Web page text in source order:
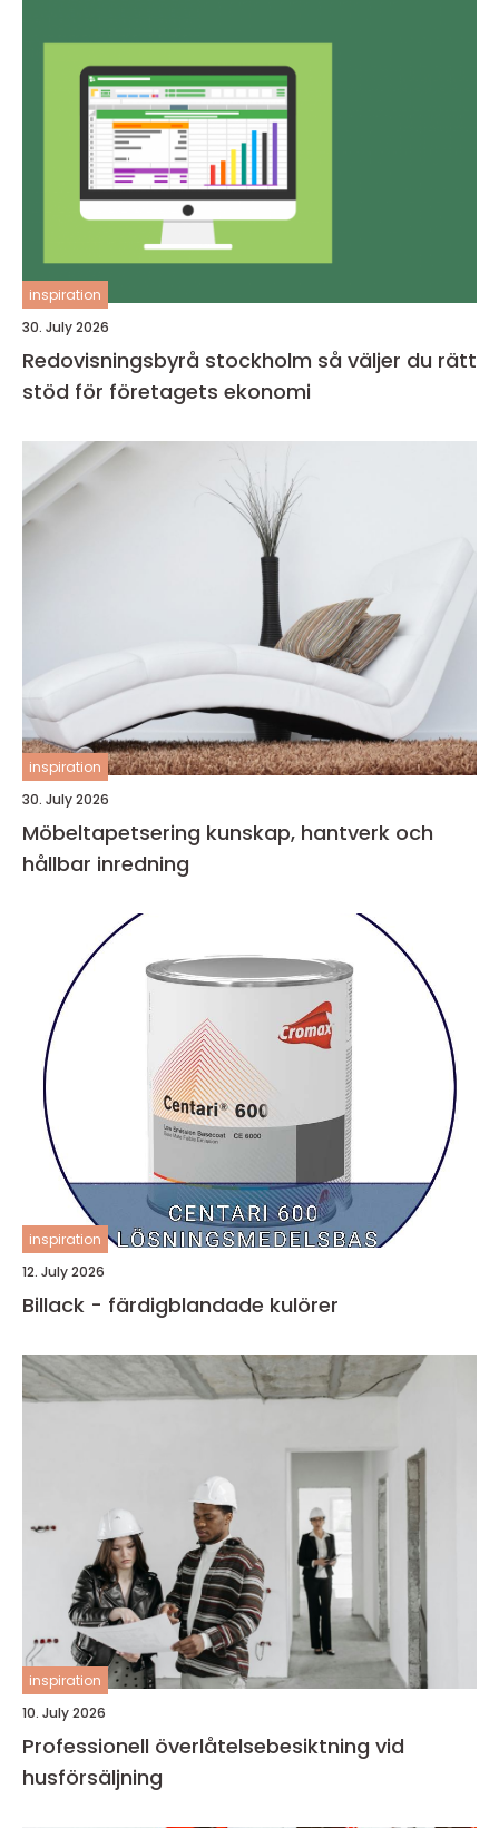
inspiration
30. July 2026
Redovisningsbyrå stockholm så väljer du rätt
stöd för företagets ekonomi
inspiration
30. July 2026
Möbeltapetsering kunskap, hantverk och
hållbar inredning
inspiration
12. July 2026
Billack - färdigblandade kulörer
inspiration
10. July 2026
Professionell överlåtelsebesiktning vid
husförsäljning